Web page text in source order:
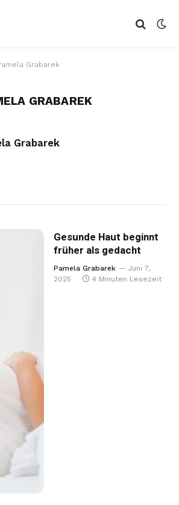
Grabarek
GRABAREK
Grabarek
Gesunde Haut beginnt
früher als gedacht
Pamela Grabarek
Juni 7,
2025
4 Minuten Lesezeit